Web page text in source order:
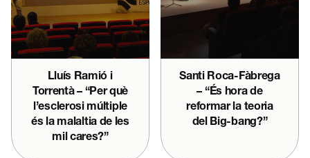
Lluís Ramió i
Torrentà – “Per què
l’esclerosi múltiple
és la malaltia de les
mil cares?”
Santi Roca-Fàbrega
– “És hora de
reformar la teoria
del Big-bang?”